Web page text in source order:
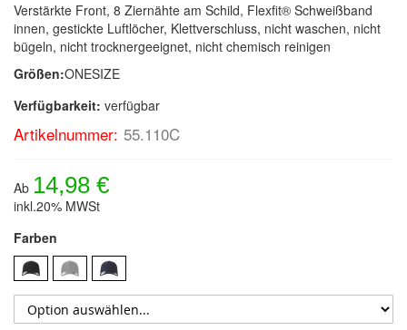
Verstärkte Front, 8 Ziernähte am Schild, Flexfit® Schweißband
innen, gestickte Luftlöcher, Klettverschluss, nicht waschen, nicht
bügeln, nicht trocknergeeignet, nicht chemisch reinigen
Größen:ONESIZE
Verfügbarkeit: verfügbar
Artikelnummer: 55.110C
Ab 14,98 €
inkl.20% MWSt
Farben